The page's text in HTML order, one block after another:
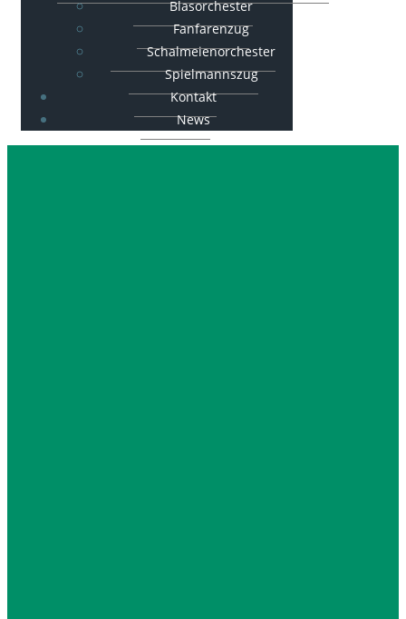
Blasorchester
Fanfarenzug
Schalmeienorchester
Spielmannszug
Kontakt
News